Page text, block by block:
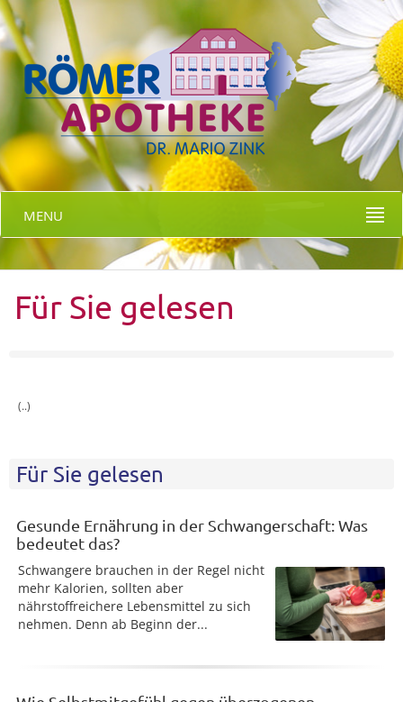
MENU
Für Sie gelesen
(..)
Für Sie gelesen
Gesunde Ernährung in der Schwangerschaft: Was
bedeutet das?
Schwangere brauchen in der Regel nicht
mehr Kalorien, sollten aber
nährstoffreichere Lebensmittel zu sich
nehmen. Denn ab Beginn der...